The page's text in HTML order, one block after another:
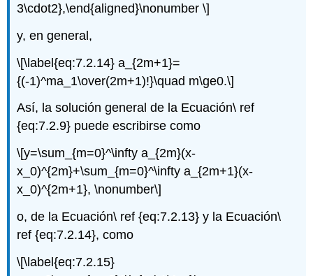
3\cdot2},\end{aligned}\nonumber \]
y, en general,
\[\label{eq:7.2.14} a_{2m+1}=
{(-1)^ma_1\over(2m+1)!}\quad m\ge0.\]
Así, la solución general de la Ecuación\ ref
{eq:7.2.9} puede escribirse como
\[y=\sum_{m=0}^\infty a_{2m}(x-
x_0)^{2m}+\sum_{m=0}^\infty a_{2m+1}(x-
x_0)^{2m+1}, \nonumber\]
o, de la Ecuación\ ref {eq:7.2.13} y la Ecuación\
ref {eq:7.2.14}, como
\[\label{eq:7.2.15}